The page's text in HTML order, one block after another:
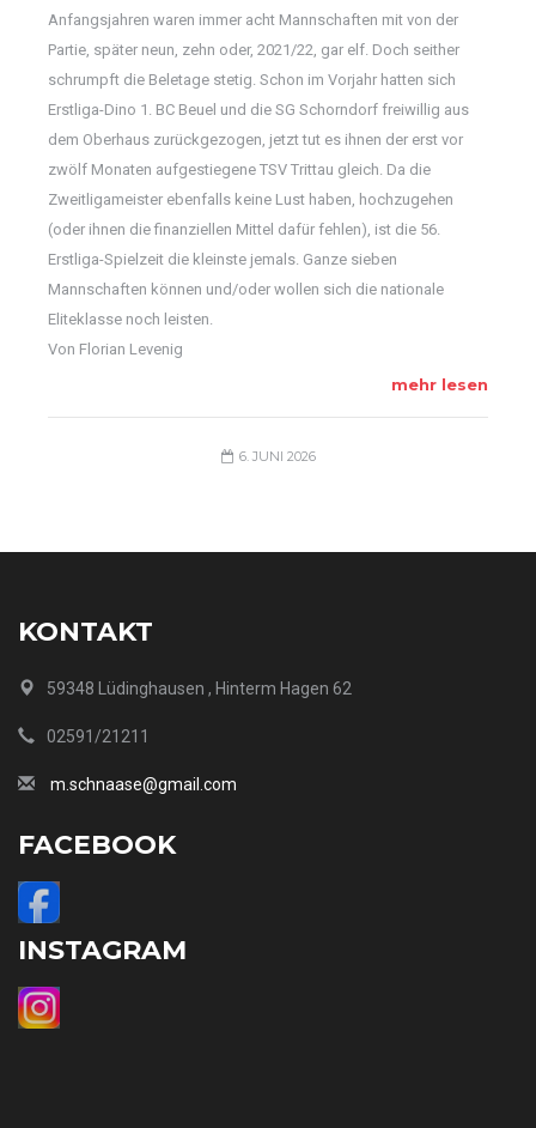
Anfangsjahren waren immer acht Mannschaften mit von der
Partie, später neun, zehn oder, 2021/22, gar elf. Doch seither
schrumpft die Beletage stetig. Schon im Vorjahr hatten sich
Erstliga-Dino 1. BC Beuel und die SG Schorndorf freiwillig aus
dem Oberhaus zurückgezogen, jetzt tut es ihnen der erst vor
zwölf Monaten aufgestiegene TSV Trittau gleich. Da die
Zweitligameister ebenfalls keine Lust haben, hochzugehen
(oder ihnen die finanziellen Mittel dafür fehlen), ist die 56.
Erstliga-Spielzeit die kleinste jemals. Ganze sieben
Mannschaften können und/oder wollen sich die nationale
Eliteklasse noch leisten.
Von Florian Levenig
mehr lesen
6. JUNI 2026
KONTAKT
59348 Lüdinghausen , Hinterm Hagen 62
02591/21211
m.schnaase@gmail.com
FACEBOOK
INSTAGRAM